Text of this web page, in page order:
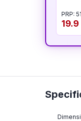
PRP:
19.9